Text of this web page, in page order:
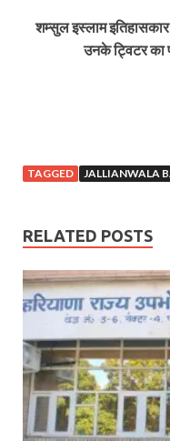
शम्सुल इस्लाम
उनके ट्विटर
TAGGED JALLIANWALA
RELATED POSTS